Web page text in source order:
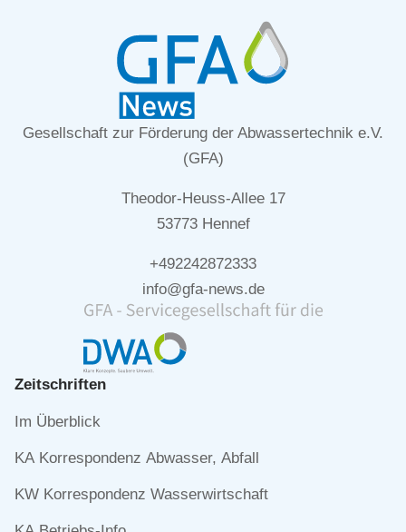
Gesellschaft zur Förderung der Abwassertechnik e.V.
(GFA)
Theodor-Heuss-Allee 17
53773 Hennef
+492242872333
info@gfa-news.de
Zeitschriften
Navigation
Im Überblick
KA Korrespondenz Abwasser, Abfall
KW Korrespondenz Wasserwirtschaft